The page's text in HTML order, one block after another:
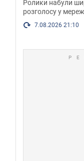
Ролики набули
розголосу у
7.08.2026 21:10